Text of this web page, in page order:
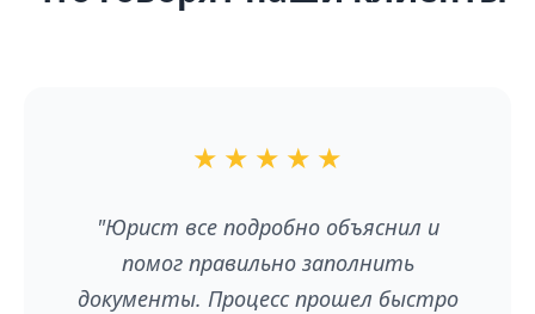
★ ★ ★ ★ ★
"Юрист все подробно объяснил и
помог правильно заполнить
документы. Процесс прошел быстро